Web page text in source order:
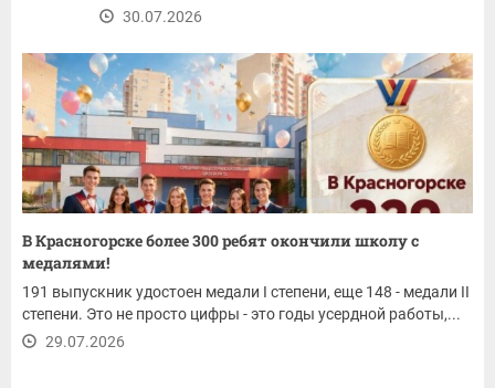
30.07.2026
В Красногорске более 300 ребят окончили школу с
медалями!
191 выпускник удостоен медали I степени, еще 148 - медали II
степени. Это не просто цифры - это годы усердной работы,...
29.07.2026